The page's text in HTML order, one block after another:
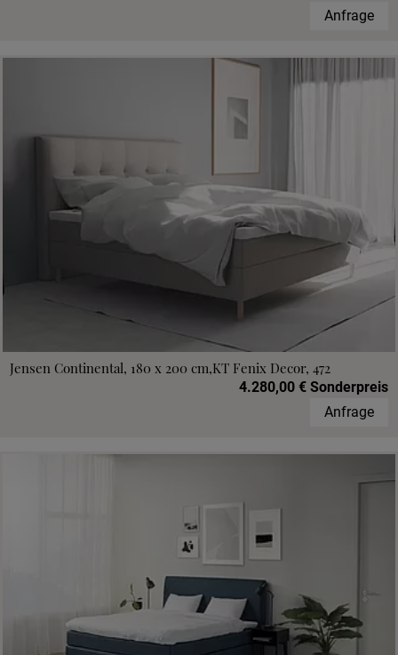
Anfrage
Jensen Continental, 180 x 200 cm,KT Fenix Decor, 472
4.280,00 € Sonderpreis
Anfrage